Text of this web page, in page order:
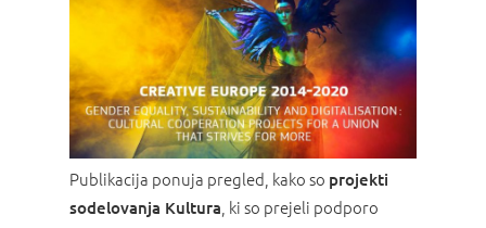
Publikacija ponuja pregled, kako so projekti
sodelovanja Kultura, ki so prejeli podporo